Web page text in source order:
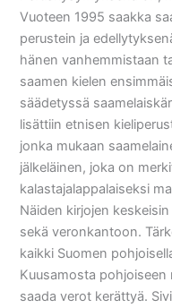
Vuoteen 1995 saakka
perustein ja
hänen vanhemmistaan
saamen kielen
säädetyssä
lisättiin etnisen
jonka mukaan
jälkeläinen, joka on
kalastajalappalaiseksi
Näiden kirjojen
sekä veronkantoon.
kaikki Suomen
Kuusamosta pohjoiseen
saada verot kerättyä.